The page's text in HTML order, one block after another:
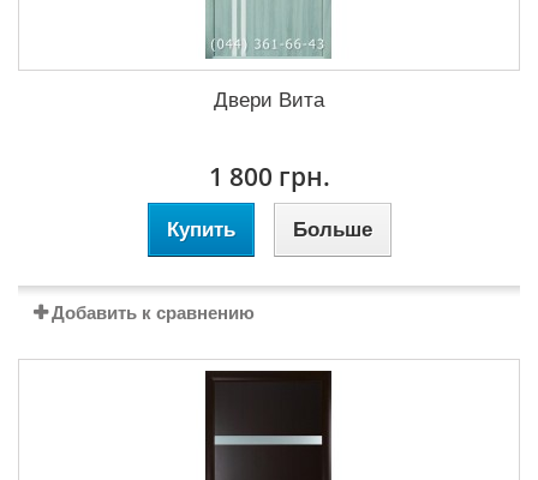
Двери Вита
1 800 грн.
Купить Больше
Добавить к сравнению